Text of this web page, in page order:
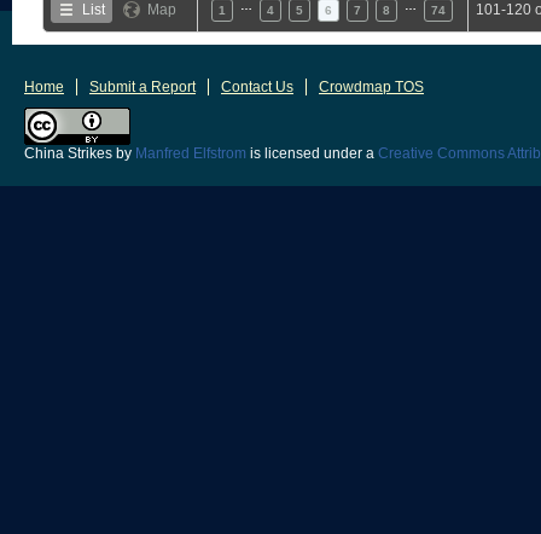
List Map 1 4 5 6 7 8 74 101-120
Home Submit a Report Contact Us Crowdmap TOS
China Strikes by Manfred Elfstrom is licensed under a Creative Commons